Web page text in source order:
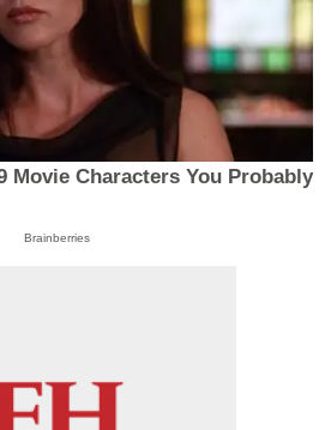
Movie Characters You Probably
Brainberries